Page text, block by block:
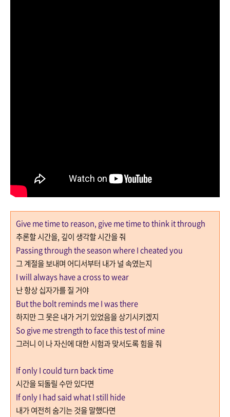
Give me time to reason, give me time to think it through
추론할 시간을, 깊이 생각할 시간을 줘
Passing through the season where I cheated you
그 계절을 보내며 어디서부터 내가 널 속였는지
I will always have a cross to wear
난 항상 십자가를 질 거야
But the bolt reminds me I was there
하지만 그 못은 내가 거기 있었음을 상기시키겠지
So give me strength to face this test of mine
그러니 이 나 자신에 대한 시험과 맞서도록 힘을 줘
If only I could turn back time
시간을 되돌릴 수만 있다면
If only I had said what I still hide
내가 여전히 숨기는 것을 말했다면